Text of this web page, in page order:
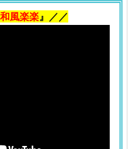
和風楽楽』／／